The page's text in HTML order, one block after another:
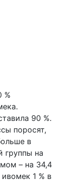
%
90 %.
поросят,
в
группы на
– на 34,4
1 % в